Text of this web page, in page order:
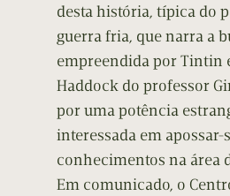
desta história, típica do
guerra fria, que narra a
empreendida por Tintin
Haddock do professor
por uma potência
interessada em apossar-
conhecimentos na área
Em comunicado, o